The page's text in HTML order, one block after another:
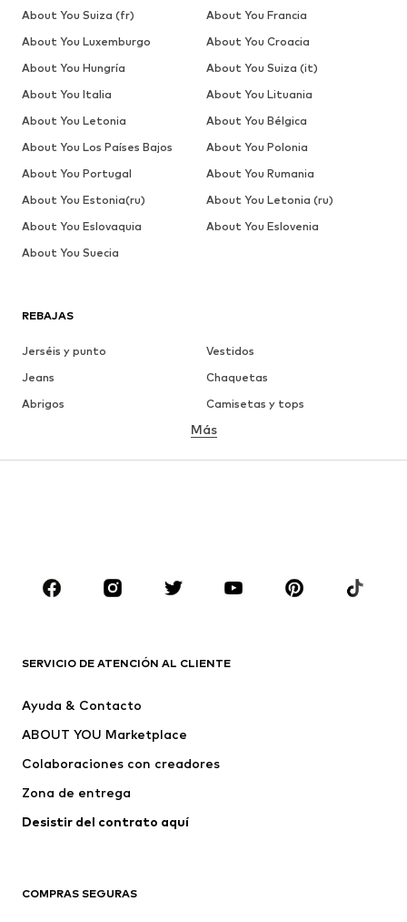
REBAJAS
Jerséis y punto
Vestidos
Jeans
Chaquetas
Abrigos
Camisetas y tops
Ropa interior
Zapatos
Deporte
Vestidos
Camisetas y tops
Chaquetas
Jerséis y punto
Ropa interior
Abrigos
Tallas grandes
Más
SERVICIO DE ATENCIÓN AL CLIENTE
Ayuda & Contacto
ABOUT YOU Marketplace
Colaboraciones con creadores
Zona de entrega
Desistir del contrato aquí
COMPRAS SEGURAS
About You Suiza (fr)
About You Francia
About You Luxemburgo
About You Croacia
About You Hungría
About You Suiza (it)
About You Italia
About You Lituania
About You Letonia
About You Bélgica
About You Los Países Bajos
About You Polonia
About You Portugal
About You Rumania
About You Estonia(ru)
About You Letonia (ru)
About You Eslovaquia
About You Eslovenia
About You Suecia